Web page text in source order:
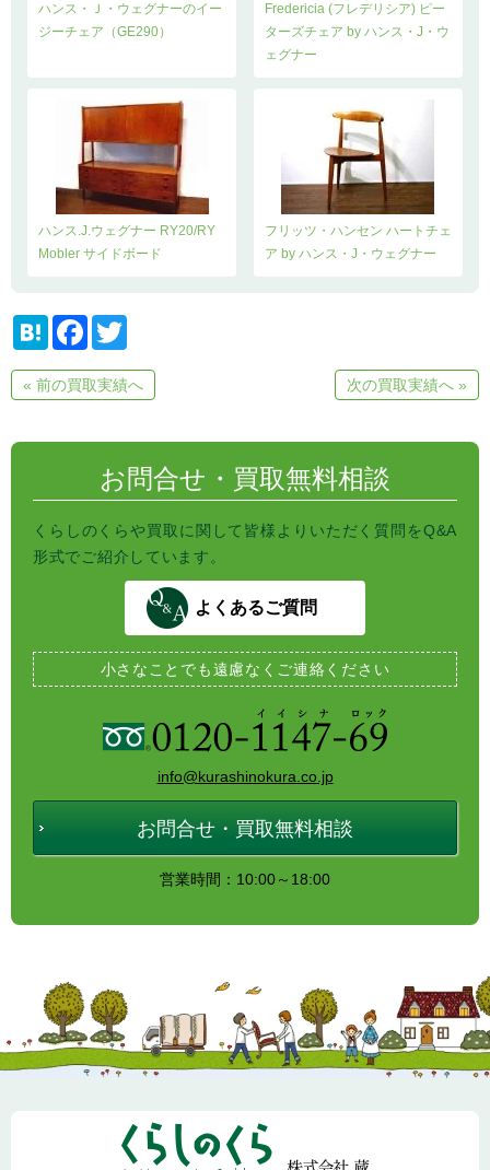
ハンス・Ｊ・ウェグナーのイー
ジーチェア（GE290）
Fredericia (フレデリシア) ピー
ターズチェア by ハンス・J・ウ
ェグナー
ハンス.J.ウェグナー RY20/RY
Mobler サイドボード
フリッツ・ハンセン ハートチェ
ア by ハンス・J・ウェグナー
H
e
n
F
e
b
k
t
t
« 前の買取実績へ 次の買取実績へ »
お問合せ・買取無料相談
くらしのくらや買取に関して皆様よりいただく質問をQ&A
形式でご紹介しています。
よくあるご質問
小さなことでも遠慮なくご連絡ください
info@kurashinokura.co.jp
お問合せ・買取無料相談
営業時間：10:00～18:00